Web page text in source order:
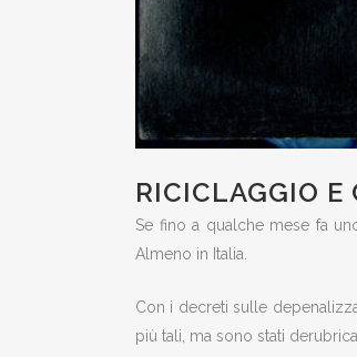
RICICLAGGIO
Se fino a qualche mese fa
Almeno in Italia.
Con i decreti sulle
più tali, ma sono stati